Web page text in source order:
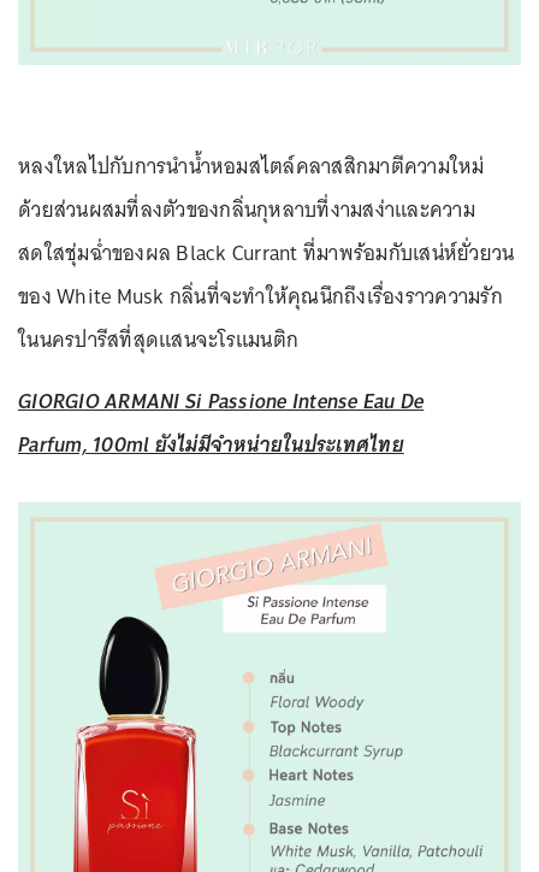
หลงใหลไปกับการนำน้ำหอมสไตล์คลาสสิกมาตีความใหม่
ด้วยส่วนผสมที่ลงตัวของกลิ่นกุหลาบที่งามสง่าและความ
สดใสชุ่มฉ่ำของผล Black Currant ที่มาพร้อมกับเสน่ห์ยั่วยวน
ของ White Musk กลิ่นที่จะทำให้คุณนึกถึงเรื่องราวความรัก
ในนครปารีสที่สุดแสนจะโรแมนติก
GIORGIO ARMANI Si Passione Intense Eau De
Parfum, 100ml ยังไม่มีจำหน่ายในประเทศไทย